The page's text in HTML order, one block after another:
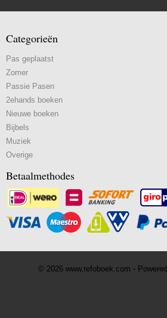
Categorieën
Pas geplaatst
Zomer
Passie Pasen
2ehands boeken
Nieuwe boeken
Bijbels
Muziek
Overige
Betaalmethodes
© 2026 www.refoboek.com -